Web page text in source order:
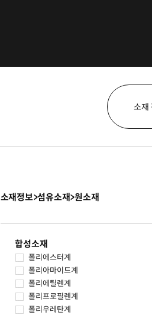
소재정보>섬유소재>원소재
합성소재
폴리에스터계
폴리아마이드계
폴리에틸렌계
폴리프로필렌계
폴리우레탄계